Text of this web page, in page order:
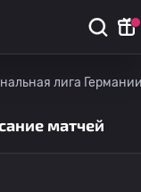
лига
матчей